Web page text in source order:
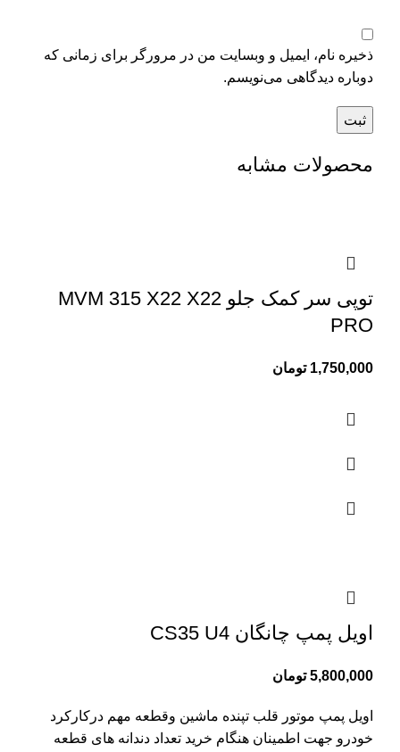
ذخیره نام، ایمیل و وبسایت من در مرورگر برای زمانی که
دوباره دیدگاهی می‌نویسم.
محصولات مشابه
توپی سر کمک جلو MVM 315 X22 X22
PRO
1,750,000 تومان
اویل پمپ چانگان CS35 U4
5,800,000 تومان
اویل پمپ موتور قلب تپنده ماشین وقطعه مهم درکارکرد
خودرو جهت اطمینان هنگام خرید تعداد دندانه های قطعه